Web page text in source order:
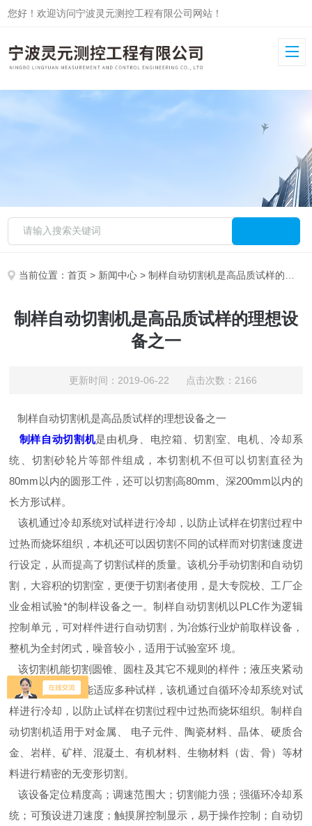
您好！欢迎访问宁波灵元测控工程有限公司网站！
当前位置：首页 > 新闻中心 > 制样自动切割机是高品质试样的理想设备之一
制样自动切割机是高品质试样的理想设
备之一
更新时间：2019-06-22 点击次数：2166
制样自动切割机是高品质试样的理想设备之一
制样自动切割机是由机身、电控箱、切割室、电机、冷却系
统、切割砂轮片等部件组成，本切割机不但可以切割直径为
80mm以内的圆形工件，还可以切割高80mm、深200mm以内的
长方形试样。
该机通过冷却系统对试样进行冷却，以防止试样在切割过程中
过热而烧坏组织，本机还可以因切割不同的试样而对切割速度进
行设定，从而提高了切割试样的质量。该机分手动切割和自动切
割，大容积的切割室，更便于切割者使用，是大专院校、工厂企
业金相试验*的制样设备之一。制样自动切割机以PLC作为逻辑
控制单元，可对样件进行自动切割，为冶炼行业炉前取样设备，
整机为全封闭式，噪音较小，适用于试验室环 境。
该切割机能切割圆锥、圆柱及其它不规则的样件；液压夹紧动
力，活动夹爪，能适应多种试样，该机通过自循环冷却系统对试
样进行冷却，以防止试样在切割过程中过热而烧坏组织。制样自
动切割机适用于对金属、 电子元件、陶瓷材料、晶体、硬质合
金、岩样、矿样、混凝土、有机材料、生物材料（齿、骨）等材
料进行精密的无变形切割。
该设备定位精度高；调速范围大；切割能力强；强循环冷却系
统；可预设进刀速度；触摸屏控制显示，易于操作控制；自动切